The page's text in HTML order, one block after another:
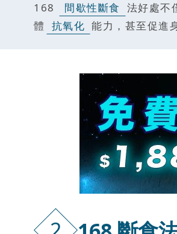
168 間歇性斷食
法好處不
體
抗氧化 能力，甚至促進